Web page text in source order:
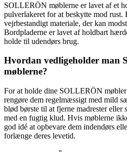
SOLLERÖN møblerne er lavet af et
pulverlakeret for at beskytte mod rust.
vejrbestandigt materiale, der kan
Bordpladerne er lavet af holdbart
holde til udendørs brug.
Hvordan vedligeholder man
møblerne?
For at holde dine SOLLERÖN møbler
rengøre dem regelmæssigt med mild
blød børste til at fjerne madrester eller
med en fugtig klud. Hvis møblerne
god idé at opbevare dem indendørs
forlænge deres levetid.